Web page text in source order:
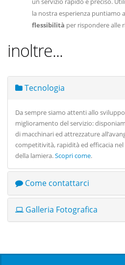
la nostra esperienza puntiamo
flessibilità per rispondere alle
inoltre...
Tecnologia
Da sempre siamo attenti allo
miglioramento del servizio:
di macchinari ed attrezzature
competitività, rapidità ed efficacia
della lamiera.Scopri come.
Come contattarci
Galleria Fotografica